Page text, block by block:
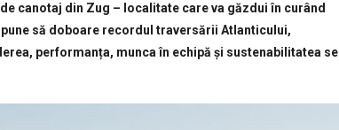
canotaj din Zug – localitate care va găzdui în curând
să doboare recordul traversării Atlanticului,
performanța, munca în echipă și sustenabilitatea se